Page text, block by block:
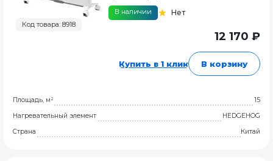
Код товара: 8918
В наличии Нет
12 170 ₽
Купить в 1 клик В корзину
Площадь, м²
15
Нагревательный элемент
HEDGEHOG
Страна
Китай